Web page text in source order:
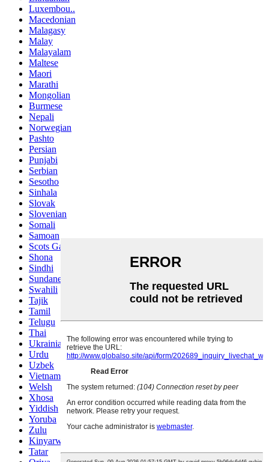
Luxembou..
Macedonian
Malagasy
Malay
Malayalam
Maltese
Maori
Marathi
Mongolian
Burmese
Nepali
Norwegian
Pashto
Persian
Punjabi
Serbian
Sesotho
Sinhala
Slovak
Slovenian
Somali
Samoan
Scots Gaelic
Shona
Sindhi
Sundanese
Swahili
Tajik
Tamil
Telugu
Thai
Ukrainian
Urdu
Uzbek
Vietnamese
Welsh
Xhosa
Yiddish
Yoruba
Zulu
Kinyarwanda
Tatar